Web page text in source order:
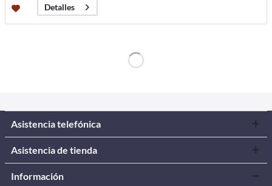
Detalles
Asistencia telefónica
Asistencia de tienda
Información